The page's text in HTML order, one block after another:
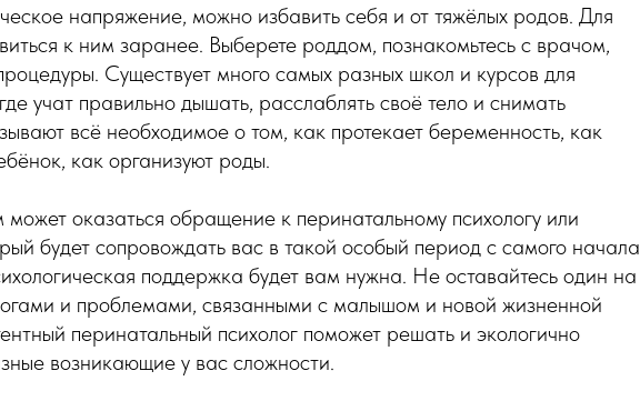
напряжение, можно избавить себя и от тяжёлых родов. Для
к ним заранее. Выберете роддом, познакомьтесь с врачом,
Существует много самых разных школ и курсов для
учат правильно дышать, расслаблять своё тело и снимать
всё необходимое о том, как протекает беременность, как
как организуют роды.
оказаться обращение к перинатальному психологу или
будет сопровождать вас в такой особый период с самого начала
поддержка будет вам нужна. Не оставайтесь один на
и проблемами, связанными с малышом и новой жизненной
перинатальный психолог поможет решать и экологично
возникающие у вас сложности.